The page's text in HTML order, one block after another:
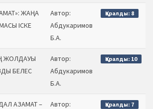
ЖАҢА
ІСКЕ
Автор:
Абдукаримов
Б.А.
Қаралды: 8
ЖОЛДАУЫ
БЕЛЕС
Автор:
Абдукаримов
Б.А.
Қаралды: 10
АЗАМАТ –
Автор:
Қаралды: 7